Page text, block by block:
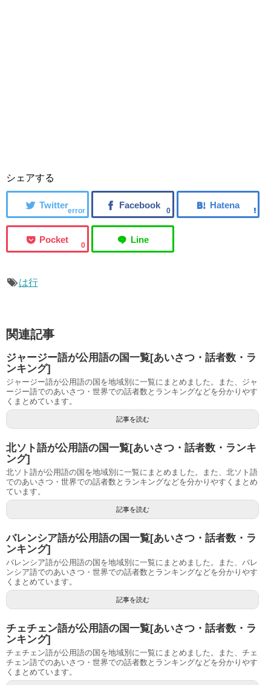
シェアする
error 0
0
は行
関連記事
ジャージー語が公用語の国一覧[あいさつ・話者数・ラ
ンキング]
ジャージー語が公用語の国を地域別に一覧にまとめました。また、ジャ
ージー語でのあいさつ・世界での話者数とランキングなどを分かりやす
くまとめています。
記事を読む
北ソト語が公用語の国一覧[あいさつ・話者数・ランキ
ング]
北ソト語が公用語の国を地域別に一覧にまとめました。また、北ソト語
でのあいさつ・世界での話者数とランキングなどを分かりやすくまとめ
ています。
記事を読む
バレンシア語が公用語の国一覧[あいさつ・話者数・ラ
ンキング]
バレンシア語が公用語の国を地域別に一覧にまとめました。また、バレ
ンシア語でのあいさつ・世界での話者数とランキングなどを分かりやす
くまとめています。
記事を読む
チェチェン語が公用語の国一覧[あいさつ・話者数・ラ
ンキング]
チェチェン語が公用語の国を地域別に一覧にまとめました。また、チェ
チェン語でのあいさつ・世界での話者数とランキングなどを分かりやす
くまとめています。